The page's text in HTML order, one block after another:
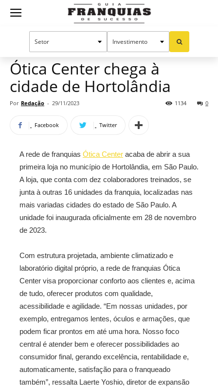
Guia
Franquias
Mercado de franquias
Ótica Center chega à
cidade de Hortolândia
Por Redação - 29/11/2023 0
1134
Facebook Twitter
A rede de franquias Ótica Center acaba de abrir a sua
primeira loja no município de Hortolândia, em São Paulo.
A loja, que conta com dez colaboradores treinados, se
junta à outras 16 unidades da franquia, localizadas nas
mais variadas cidades do estado de São Paulo. A
unidade foi inaugurada oficialmente em 28 de novembro
de 2023.
Com estrutura projetada, ambiente climatizado e
laboratório digital próprio, a rede de franquias Ótica
Center visa proporcionar conforto aos clientes e, acima
de tudo, oferecer produtos com qualidade,
acessibilidade e agilidade. “Em nossas unidades, por
exemplo, entregamos lentes, óculos e armações, que
podem ficar prontos em até uma hora. Nosso foco
central é atender bem e oferecer possibilidades ao
consumidor final, gerando excelência, rentabilidade e,
automaticamente, satisfação para o franqueado
também”, ressalta Laerte Yoshio, diretor de expansão